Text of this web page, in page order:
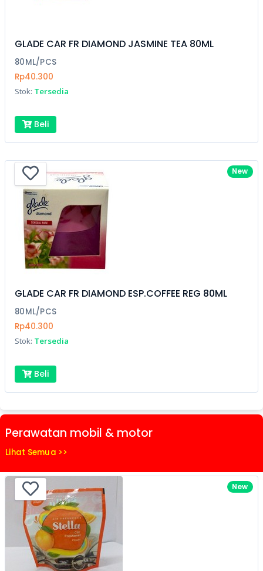
GLADE CAR FR DIAMOND JASMINE TEA 80ML
80ML/PCS
Rp40.300
Stok: Tersedia
Beli
New
GLADE CAR FR DIAMOND ESP.COFFEE REG 80ML
80ML/PCS
Rp40.300
Stok: Tersedia
Beli
Perawatan mobil & motor
Lihat Semua >>
New